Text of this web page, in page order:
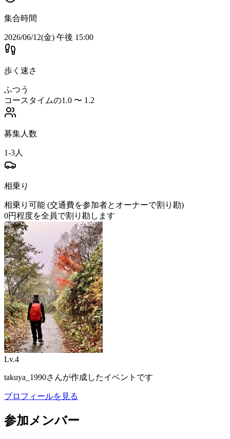
集合時間
2026/06/12(金) 午後 15:00
歩く速さ
ふつう
コースタイムの1.0 〜 1.2
募集人数
1-3人
相乗り
相乗り可能 (交通費を参加者とオーナーで割り勘)
0円程度を全員で割り勘します
Lv.4
takuya_1990さんが作成したイベントです
プロフィールを見る
参加メンバー